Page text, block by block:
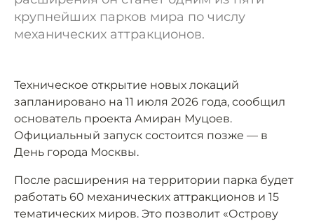
крупнейших парков мира по числу
механических аттракционов.
Техническое открытие новых локаций
запланировано на 11 июля 2026 года, сообщил
основатель проекта Амиран Муцоев.
Официальный запуск состоится позже — в
День города Москвы.
После расширения на территории парка будет
работать 60 механических аттракционов и 15
тематических миров. Это позволит «Острову